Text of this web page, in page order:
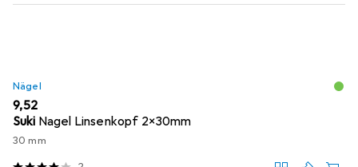
Nägel
EUR
9,52
Suki Nagel Linsenkopf 2x30mm
30 mm